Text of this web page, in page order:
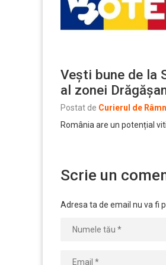
Vești bune de la
al zonei
Postat de Curierul de
România are un potențial
Scrie un
Adresa ta de email nu va fi